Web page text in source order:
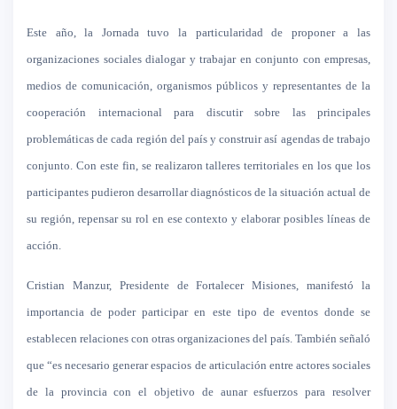
Este año, la Jornada tuvo la particularidad de proponer a las
organizaciones sociales dialogar y trabajar en conjunto con empresas,
medios de comunicación, organismos públicos y representantes de la
cooperación internacional para discutir sobre las principales
problemáticas de cada región del país y construir así agendas de trabajo
conjunto. Con este fin, se realizaron talleres territoriales en los que los
participantes pudieron desarrollar diagnósticos de la situación actual de
su región, repensar su rol en ese contexto y elaborar posibles líneas de
acción.
Cristian Manzur, Presidente de Fortalecer Misiones, manifestó la
importancia de poder participar en este tipo de eventos donde se
establecen relaciones con otras organizaciones del país. También señaló
que “es necesario generar espacios de articulación entre actores sociales
de la provincia con el objetivo de aunar esfuerzos para resolver